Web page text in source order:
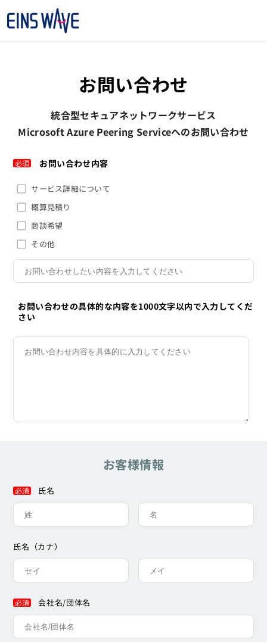
お問い合わせ
統合型セキュアネットワークサービス
Microsoft Azure Peering Serviceへのお問い合わせ
必須 お問い合わせ内容
サービス詳細について
概算見積り
商談希望
その他
お問い合わせの具体的な内容を1000文字以内で入力してくだ
さい
お客様情報
必須 氏名
氏名（カナ）
必須 会社名/団体名